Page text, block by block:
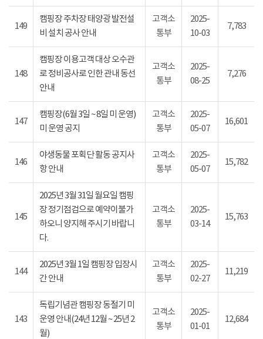
149
캠핑장 주차장 태양광 발전설
비 설치 공사 안내
고객소
통부
2025-
10-03
7,783
148
캠핑장 이용고객 대상 오수관
로 정비공사로 인한 관내 동선
안내
고객소
통부
2025-
08-25
7,276
147
캠핑장(6월 3일 ~ 8일 미 운영)
미 운영 공지
고객소
통부
2025-
05-07
16,601
146
야생동물 포획단 활동 공지사
항 안내
고객소
통부
2025-
05-07
15,782
145
2025년 3월 31일 월요일 캠핑
장 정기점검으로 예약이불가
하오니 양지해 주시기 바랍니
다.
고객소
통부
2025-
03-14
15,763
144
2025년 3월 1일 캠핑장 입장시
간 안내
고객소
통부
2025-
02-27
11,219
143
독립기념관 캠핑장 동절기 미
운영 안내(24년 12월 ~ 25년 2
월)
고객소
통부
2025-
01-01
12,684